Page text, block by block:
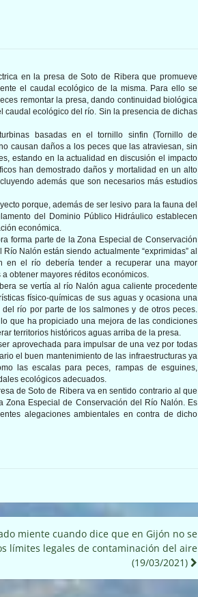
en la presa de Soto de Ribera que promueve
el caudal ecológico de la misma. Para ello se
remontar la presa, dando continuidad biológica
caudal ecológico del río. Sin la presencia de dichas
basadas en el tornillo sinfin (Tornillo de
causan daños a los peces que las atraviesan, sin
estando en la actualidad en discusión el impacto
han demostrado daños y mortalidad en un alto
además que son necesarios más estudios
porque, además de ser lesivo para la fauna del
del Dominio Público Hidráulico establecen
económica.
forma parte de la Zona Especial de Conservación
Nalón están siendo actualmente “exprimidas” al
en el río debería tender a recuperar una mayor
obtener mayores réditos económicos.
se vertía al río Nalón agua caliente procedente
físico-químicas de sus aguas y ocasiona una
río por parte de los salmones y de otros peces.
que ha propiciado una mejora de las condiciones
territorios históricos aguas arriba de la presa.
aprovechada para impulsar de una vez por todas
el buen mantenimiento de las infraestructuras ya
las escalas para peces, rampas de esguines,
ecológicos adecuados.
de Soto de Ribera va en sentido contrario al que
Especial de Conservación del Río Nalón. Es
alegaciones ambientales en contra de dicho
miente cuando dice que en Gijón no se
límites legales de contaminación del aire
(19/03/2021)